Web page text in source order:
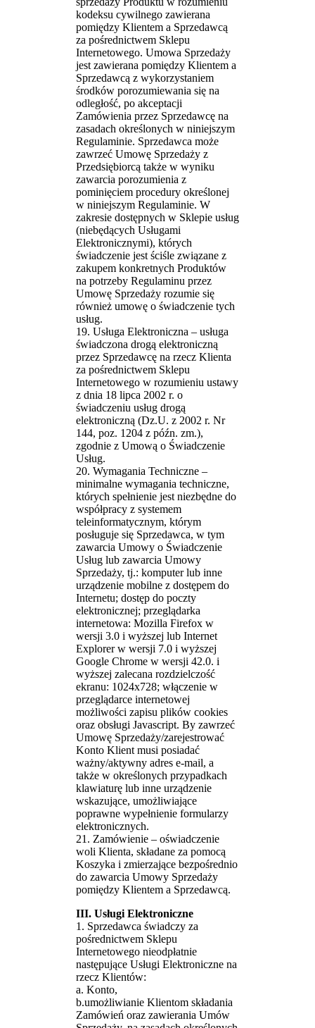
kodeksu cywilnego zawierana
pomiędzy Klientem a Sprzedawcą
za pośrednictwem Sklepu
Internetowego. Umowa Sprzedaży
jest zawierana pomiędzy Klientem a
Sprzedawcą z wykorzystaniem
środków porozumiewania się na
odległość, po akceptacji
Zamówienia przez Sprzedawcę na
zasadach określonych w niniejszym
Regulaminie. Sprzedawca może
zawrzeć Umowę Sprzedaży z
Przedsiębiorcą także w wyniku
zawarcia porozumienia z
pominięciem procedury określonej
w niniejszym Regulaminie. W
zakresie dostępnych w Sklepie usług
(niebędących Usługami
Elektronicznymi), których
świadczenie jest ściśle związane z
zakupem konkretnych Produktów
na potrzeby Regulaminu przez
Umowę Sprzedaży rozumie się
również umowę o świadczenie tych
usług.
19. Usługa Elektroniczna – usługa
świadczona drogą elektroniczną
przez Sprzedawcę na rzecz Klienta
za pośrednictwem Sklepu
Internetowego w rozumieniu ustawy
z dnia 18 lipca 2002 r. o
świadczeniu usług drogą
elektroniczną (Dz.U. z 2002 r. Nr
144, poz. 1204 z późn. zm.),
zgodnie z Umową o Świadczenie
Usług.
20. Wymagania Techniczne –
minimalne wymagania techniczne,
których spełnienie jest niezbędne do
współpracy z systemem
teleinformatycznym, którym
posługuje się Sprzedawca, w tym
zawarcia Umowy o Świadczenie
Usług lub zawarcia Umowy
Sprzedaży, tj.: komputer lub inne
urządzenie mobilne z dostępem do
Internetu; dostęp do poczty
elektronicznej; przeglądarka
internetowa: Mozilla Firefox w
wersji 3.0 i wyższej lub Internet
Explorer w wersji 7.0 i wyższej
Google Chrome w wersji 42.0. i
wyższej zalecana rozdzielczość
ekranu: 1024x728; włączenie w
przeglądarce internetowej
możliwości zapisu plików cookies
oraz obsługi Javascript. By zawrzeć
Umowę Sprzedaży/zarejestrować
Konto Klient musi posiadać
ważny/aktywny adres e-mail, a
także w określonych przypadkach
klawiaturę lub inne urządzenie
wskazujące, umożliwiające
poprawne wypełnienie formularzy
elektronicznych.
21. Zamówienie – oświadczenie
woli Klienta, składane za pomocą
Koszyka i zmierzające bezpośrednio
do zawarcia Umowy Sprzedaży
pomiędzy Klientem a Sprzedawcą.
III. Usługi Elektroniczne
1. Sprzedawca świadczy za
pośrednictwem Sklepu
Internetowego nieodpłatnie
następujące Usługi Elektroniczne na
rzecz Klientów:
a. Konto,
b.umożliwianie Klientom składania
Zamówień oraz zawierania Umów